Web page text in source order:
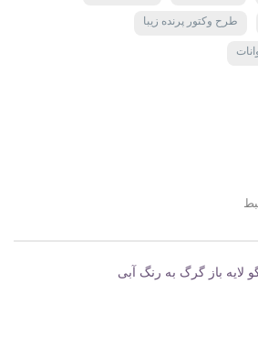
طرح وکتور پرنده زیبا